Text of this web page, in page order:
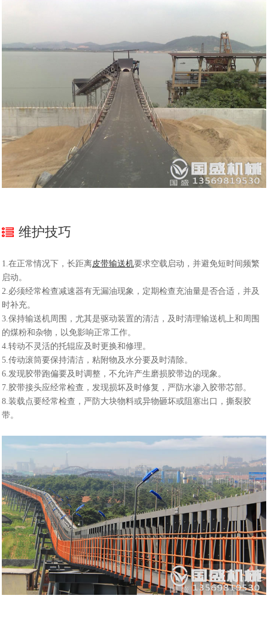
维护技巧
1.在正常情况下，长距离皮带输送机要求空载启动，并避免短时间频繁
启动。
2.必须经常检查减速器有无漏油现象，定期检查充油量是否合适，并及
时补充。
3.保持输送机周围，尤其是驱动装置的清洁，及时清理输送机上和周围
的煤粉和杂物，以免影响正常工作。
4.转动不灵活的托辊应及时更换和修理。
5.传动滚筒要保持清洁，粘附物及水分要及时清除。
6.发现胶带跑偏要及时调整，不允许产生磨损胶带边的现象。
7.胶带接头应经常检查，发现损坏及时修复，严防水渗入胶带芯部。
8.装载点要经常检查，严防大块物料或异物砸坏或阻塞出口，撕裂胶
带。